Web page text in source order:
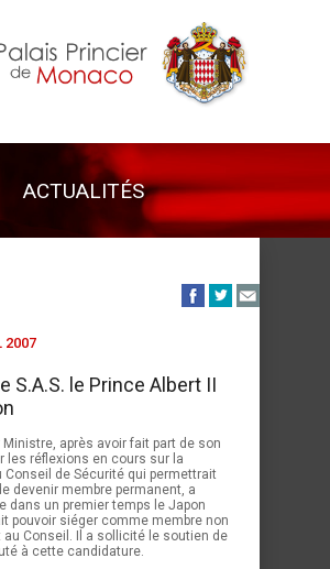
ACTUALITÉS
2007
S.A.S. le Prince Albert II
Ministre, après avoir fait part de son
les réflexions en cours sur la
Conseil de Sécurité qui permettrait
devenir membre permanent, a
dans un premier temps le Japon
pouvoir siéger comme membre non
au Conseil. Il a sollicité le soutien de
à cette candidature.